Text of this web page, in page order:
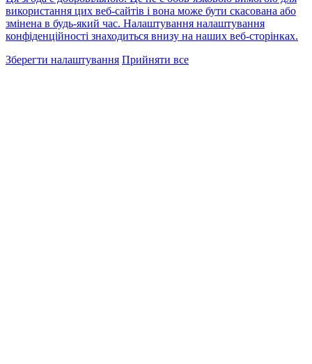
використання цих веб-сайтів і вона може бути скасована або
змінена в будь-який час. Налаштування налаштування
конфіденційності знаходиться внизу на наших веб-сторінках.
Зберегти налаштування Прийняти все